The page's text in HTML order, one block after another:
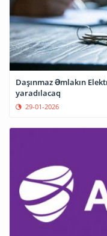
Daşınmaz Əmlakın
yaradılacaq
29-01-2026